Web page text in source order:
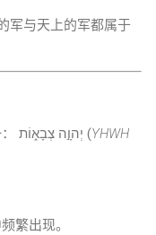
军与天上的军都属于
中最重要的神称之一： יְהוָ֣ה צְבָא֑וֹת (YHWH
繁出现。